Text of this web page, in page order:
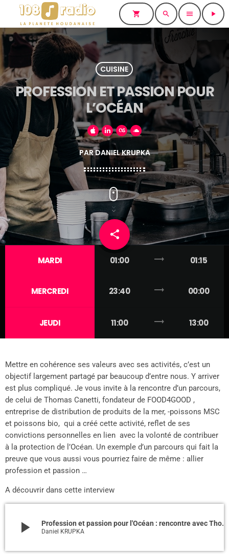
shopping_cart search menu play_arrow
CUISINE
PROFESSION ET PASSION POUR
L’OCÉAN
PAR DANIEL KRUPKA
share
email
MARDI 01:00 trending_flat 01:15
MERCREDI 23:40 trending_flat 00:00
JEUDI 11:00 trending_flat 13:00
Mettre en cohérence ses valeurs avec ses activités, c’est un
objectif largement partagé par beaucoup d’entre nous. Y arriver
est plus compliqué. Je vous invite à la rencontre d’un parcours,
de celui de Thomas Canetti, fondateur de FOOD4GOOD ,
entreprise de distribution de produits de la mer, -poissons MSC
et poissons bio, qui a créé cette activité, reflet de ses
convictions personnelles en lien avec la volonté de contribuer
à la protection de l’Océan. Un exemple d’un parcours qui fait la
preuve que vous aussi vous pourriez faire de même : allier
profession et passion …
A découvrir dans cette interview
play_arrow Profession et passion pour l'Océan : rencontre avec Thomas Canetti -
Daniel KRUPKA